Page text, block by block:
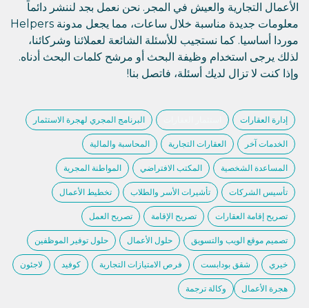
الأعمال التجارية والعيش في المجر. نحن نعمل بجد لننشر دائماً
معلومات جديدة مناسبة خلال ساعات، مما يجعل مدونة Helpers
موردا أساسيا. كما نستجيب للأسئلة الشائعة لعملائنا وشركائنا،
لذلك يرجى استخدام وظيفة البحث أو مرشح كلمات البحث أدناه.
وإذا كنت لا تزال لديك أسئلة، فاتصل بنا!
إدارة العقارات البرنامج المجري لهجرة الاستثمار
الخدمات آخر العقارات التجارية المحاسبة والمالية
المساعدة الشخصية المكتب الافتراضي المواطنة المجرية
تأسيس الشركات تأشيرات الأسر والطلاب تخطيط الأعمال
تصريح إقامة العقارات تصريح الإقامة تصريح العمل
تصميم موقع الويب والتسويق حلول الأعمال حلول توفير الموظفين
خيري شقق بودابست فرص الامتيازات التجارية كوفيد لاجئون
هجرة الأعمال وكالة ترجمة